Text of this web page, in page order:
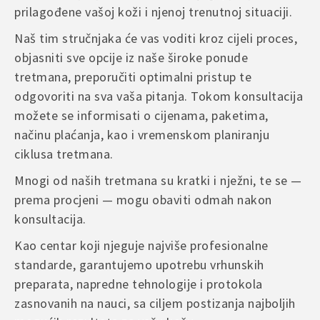
putem e-maila ili kontakt forme na web stranici, kako bismo što brže
Email*
Save my name, email, and website in this browser for
the next time I comment.
l
t
r
n
a
t
prilagođene vašoj koži i njenoj trenutnoj situaciji.
Naš tim stručnjaka će vas voditi kroz cijeli proces,
objasniti sve opcije iz naše široke ponude
tretmana, preporučiti optimalni pristup te
odgovoriti na sva vaša pitanja. Tokom konsultacija
možete se informisati o cijenama, paketima,
načinu plaćanja, kao i vremenskom planiranju
ciklusa tretmana.
Mnogi od naših tretmana su kratki i nježni, te se —
prema procjeni — mogu obaviti odmah nakon
konsultacija.
Kao centar koji njeguje najviše profesionalne
standarde, garantujemo upotrebu vrhunskih
preparata, napredne tehnologije i protokola
zasnovanih na nauci, sa ciljem postizanja najboljih